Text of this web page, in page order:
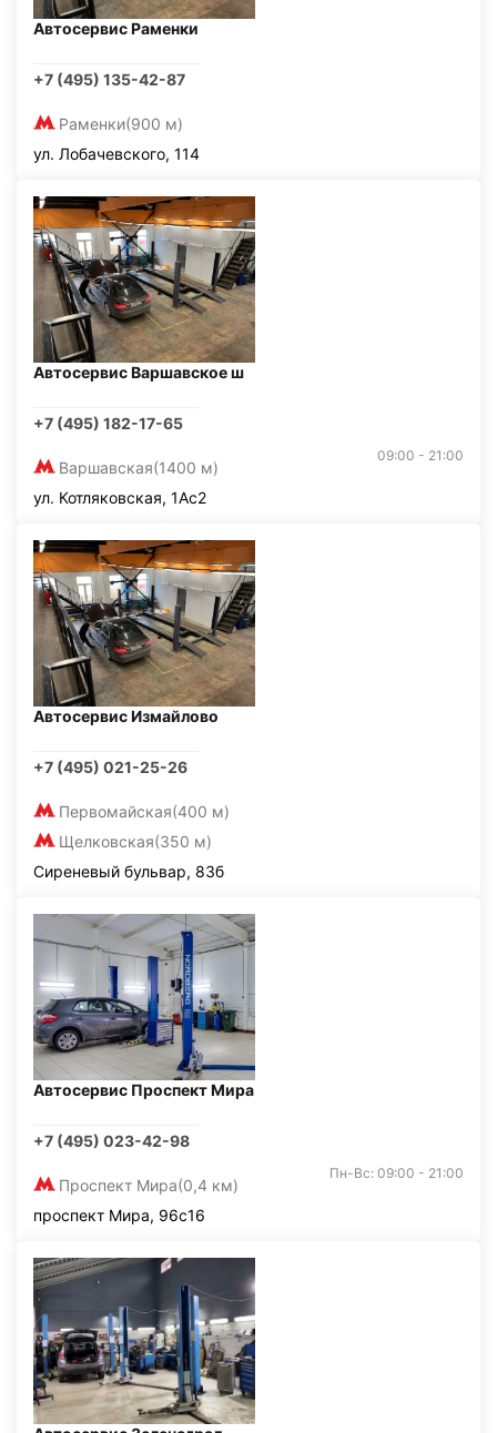
Автосервис Раменки
+7 (495) 135-42-87
Раменки(900 м)
ул. Лобачевского, 114
Автосервис Варшавское ш
+7 (495) 182-17-65
Варшавская(1400 м)
09:00 - 21:00
ул. Котляковская, 1Ас2
Автосервис Измайлово
+7 (495) 021-25-26
Первомайская(400 м)
Щелковская(350 м)
Сиреневый бульвар, 83б
Автосервис Проспект Мира
+7 (495) 023-42-98
Проспект Мира(0,4 км)
Пн-Вс: 09:00 - 21:00
проспект Мира, 96с16